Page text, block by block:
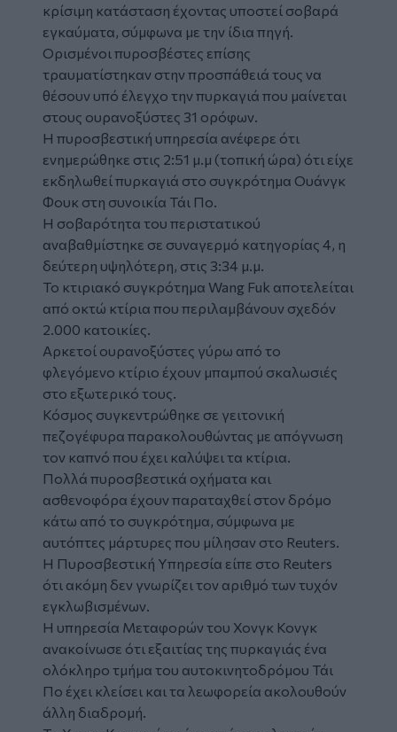
κρίσιμη κατάσταση έχοντας υποστεί σοβαρά
εγκαύματα, σύμφωνα με την ίδια πηγή.
Ορισμένοι πυροσβέστες επίσης
τραυματίστηκαν στην προσπάθειά τους να
θέσουν υπό έλεγχο την πυρκαγιά που μαίνεται
στους ουρανοξύστες 31 ορόφων.
Η πυροσβεστική υπηρεσία ανέφερε ότι
ενημερώθηκε στις 2:51 μ.μ (τοπική ώρα) ότι είχε
εκδηλωθεί πυρκαγιά στο συγκρότημα Ουάνγκ
Φουκ στη συνοικία Τάι Πο.
Η σοβαρότητα του περιστατικού
αναβαθμίστηκε σε συναγερμό κατηγορίας 4, η
δεύτερη υψηλότερη, στις 3:34 μ.μ.
Το κτιριακό συγκρότημα Wang Fuk αποτελείται
από οκτώ κτίρια που περιλαμβάνουν σχεδόν
2.000 κατοικίες.
Αρκετοί ουρανοξύστες γύρω από το
φλεγόμενο κτίριο έχουν μπαμπού σκαλωσιές
στο εξωτερικό τους.
Κόσμος συγκεντρώθηκε σε γειτονική
πεζογέφυρα παρακολουθώντας με απόγνωση
τον καπνό που έχει καλύψει τα κτίρια.
Πολλά πυροσβεστικά οχήματα και
ασθενοφόρα έχουν παραταχθεί στον δρόμο
κάτω από το συγκρότημα, σύμφωνα με
αυτόπτες μάρτυρες που μίλησαν στο Reuters.
Η Πυροσβεστική Υπηρεσία είπε στο Reuters
ότι ακόμη δεν γνωρίζει τον αριθμό των τυχόν
εγκλωβισμένων.
Η υπηρεσία Μεταφορών του Χονγκ Κονγκ
ανακοίνωσε ότι εξαιτίας της πυρκαγιάς ένα
ολόκληρο τμήμα του αυτοκινητοδρόμου Τάι
Πο έχει κλείσει και τα λεωφορεία ακολουθούν
άλλη διαδρομή.